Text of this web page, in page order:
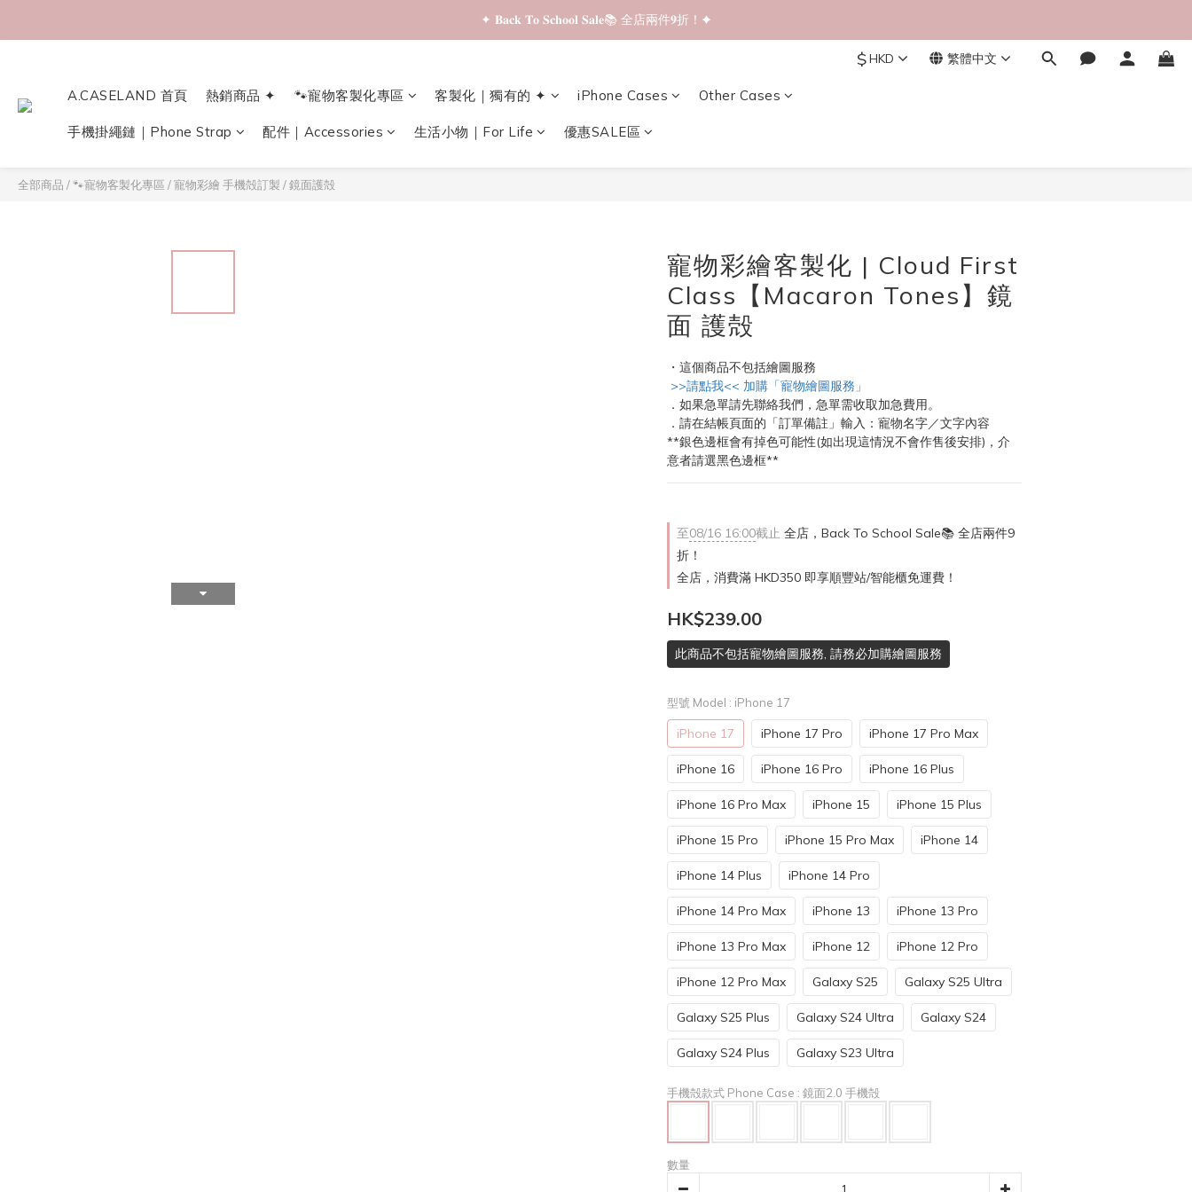
✦ 𝐁𝐚𝐜𝐤 𝐓𝐨 𝐒𝐜𝐡𝐨𝐨𝐥 𝐒𝐚𝐥𝐞📚 全店兩件𝟗折！✦
✦ 𝐁𝐚𝐜𝐤 𝐓𝐨 𝐒𝐜𝐡𝐨𝐨𝐥 𝐒𝐚𝐥𝐞📚 全店兩件𝟗折！✦
$HKD 繁體中文
A.CASELAND 首頁 熱銷商品 ✦ 🐾寵物客製化專區 客製化｜獨有的 ✦ iPhone Cases Other Cases
手機掛繩鏈｜Phone Strap 配件｜Accessories 生活小物｜For Life 優惠SALE區
全部商品 /🐾寵物客製化專區 /寵物彩繪 手機殻訂製 /鏡面護殻
寵物彩繪客製化 | Cloud First
Class【Macaron Tones】鏡
面 護殻
・這個商品不包括繪圖服務
>>請點我<< 加購「寵物繪圖服務」
．如果急單請先聯絡我們，急單需收取加急費用。
．請在結帳頁面的「訂單備註」輸入：寵物名字／文字內容
**銀色邊框會有掉色可能性(如出現這情況不會作售後安排)，介
意者請選黑色邊框**
至08/16 16:00截止 全店，Back To School Sale📚 全店兩件9
折！
全店，消費滿 HKD350 即享順豐站/智能櫃免運費！
HK$239.00
此商品不包括寵物繪圖服務, 請務必加購繪圖服務
型號 Model : iPhone 17
iPhone 17 iPhone 17 Pro iPhone 17 Pro Max
iPhone 16 iPhone 16 Pro iPhone 16 Plus
iPhone 16 Pro Max iPhone 15 iPhone 15 Plus
iPhone 15 Pro iPhone 15 Pro Max iPhone 14
iPhone 14 Plus iPhone 14 Pro
iPhone 14 Pro Max iPhone 13 iPhone 13 Pro
iPhone 13 Pro Max iPhone 12 iPhone 12 Pro
iPhone 12 Pro Max Galaxy S25 Galaxy S25 Ultra
Galaxy S25 Plus Galaxy S24 Ultra Galaxy S24
Galaxy S24 Plus Galaxy S23 Ultra
手機殻款式 Phone Case : 鏡面2.0 手機殻
數量